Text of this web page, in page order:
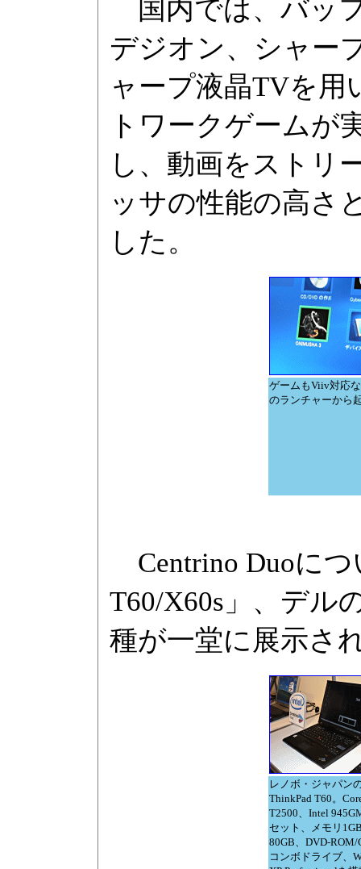
国内では、バッ
デジオン、シャー
ャープ液晶TVを
トワークゲームが
し、動画をストリ
ッサの性能の高さ
した。
ゲームもViiv対応
のランチャーから
Centrino Duoにつ
T60/X60s」、デル
種が一堂に展示さ
レノボ・ジャパン
ThinkPad T60。
T2500、Intel
セット、メモリ
80GB、DVD-ROM/
コンボドライブ、